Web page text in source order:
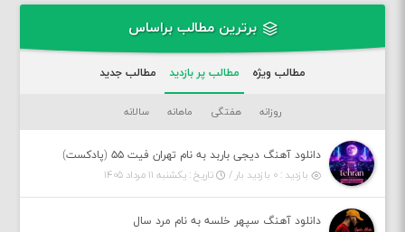
برترین مطالب براساس
مطالب ویژه مطالب پر بازدید مطالب جدید
روزانه هفتگی ماهانه سالانه
دانلود آهنگ دیجی باربد به نام تهران فیت ۵۵ (پادکست)
بازدید : ۰ بازدید بار /
تاریخ : یکشنبه ۱۱ مرداد ۱۴۰۵
دانلود آهنگ سپهر خلسه به نام مرد سال